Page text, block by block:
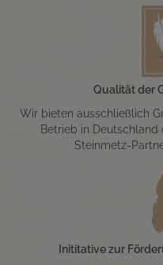
Qualität der
Wir bieten ausschließlich
Betrieb in
Steinmetz-
Inititative zur